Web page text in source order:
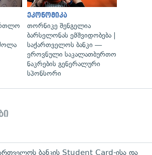
ეკონომიკა
თორნიკე შენგელია
ბარსელონას ემშვიდობება |
საქართველოს ბანკი —
ეროვნული საკალათბურთო
ნაკრების გენერალური
სპონსორი
ბანკის Student Card-ისა და